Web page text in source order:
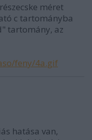
méret
c tartományba
tartomány, az
feny/4a.gif
hatása van,